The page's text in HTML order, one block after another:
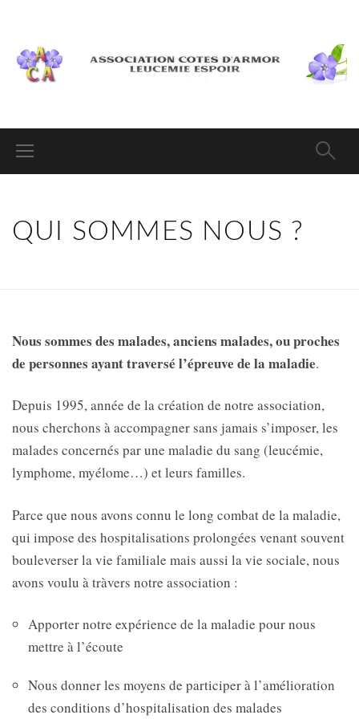
QUI SOMMES NOUS ?
Nous sommes des malades, anciens malades, ou proches
de personnes ayant traversé l’épreuve de la maladie.
Depuis 1995, année de la création de notre association,
nous cherchons à accompagner sans jamais s’imposer, les
malades concernés par une maladie du sang (leucémie,
lymphome, myélome…) et leurs familles.
Parce que nous avons connu le long combat de la maladie,
qui impose des hospitalisations prolongées venant souvent
bouleverser la vie familiale mais aussi la vie sociale, nous
avons voulu à tràvers notre association :
Apporter notre expérience de la maladie pour nous
mettre à l’écoute
Nous donner les moyens de participer à l’amélioration
des conditions d’hospitalisation des malades